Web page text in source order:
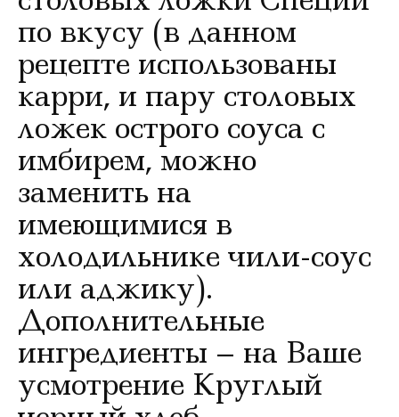
по вкусу (в данном
рецепте использованы
карри, и пару столовых
ложек острого соуса с
имбирем, можно
заменить на
имеющимися в
холодильнике чили-соус
или аджику).
Дополнительные
ингредиенты – на Ваше
усмотрение Круглый